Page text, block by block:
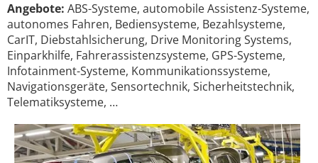
Angebote: ABS-Systeme, automobile Assistenz-Systeme,
autonomes Fahren, Bediensysteme, Bezahlsysteme,
CarIT, Diebstahlsicherung, Drive Monitoring Systems,
Einparkhilfe, Fahrerassistenzsysteme, GPS-Systeme,
Infotainment-Systeme, Kommunikationssysteme,
Navigationsgeräte, Sensortechnik, Sicherheitstechnik,
Telematiksysteme, …